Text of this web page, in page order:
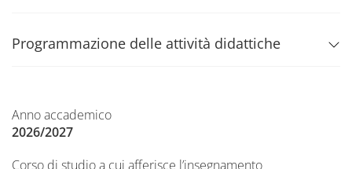
Programmazione delle attività didattiche
Anno accademico
2026/2027
Corso di studio a cui afferisce l’insegnamento